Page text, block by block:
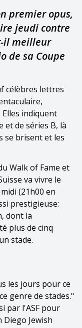
premier opus,
jeudi contre
il meilleur
de sa Coupe
célèbres lettres
indiquent
et de séries B, là
se brisent et les
Walk of Fame et
va vivre le
(21h00 en
prestigieuse:
dont la
plus de cinq
stade.
les jours pour ce
genre de stades."
par l'ASF pour
Jewish